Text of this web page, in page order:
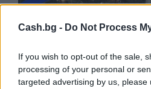
Cash.bg - Do Not Process
If you wish to opt-out of the sale,
processing of your personal or
targeted advertising by us, please